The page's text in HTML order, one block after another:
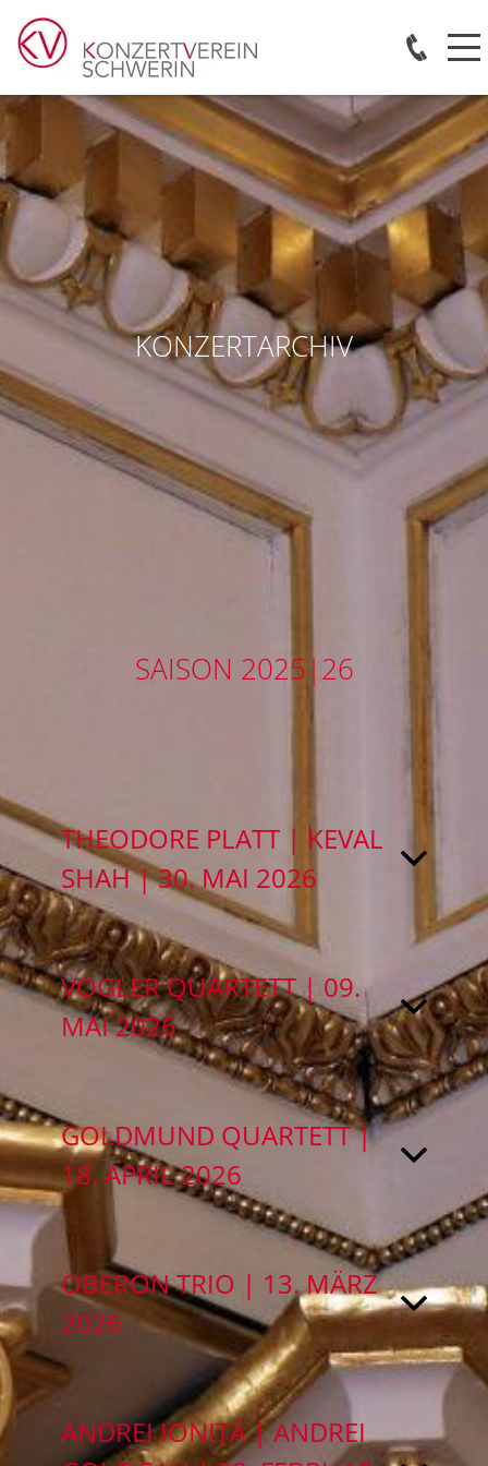
KONZERTARCHIV
SAISON 2025|26
THEODORE PLATT | KEVAL
SHAH | 30. MAI 2026
VOGLER QUARTETT | 09.
MAI 2026
GOLDMUND QUARTETT |
18. APRIL 2026
OBERON TRIO | 13. MÄRZ
2026
ANDREI IONIȚĂ | ANDREI